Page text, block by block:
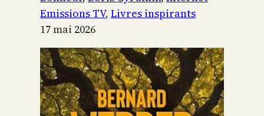
Cyrulnik,
petits
bonheurs
Emissions TV, Livres inspirants
17 mai 2026